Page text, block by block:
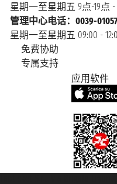
星期一至星期五 9点-19点 -
管理中心电话：0039-
星期一至星期五 09:00 -
免费协助
专属支持
应用软件